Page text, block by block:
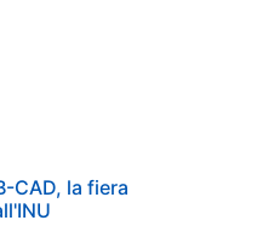
CAD, la fiera